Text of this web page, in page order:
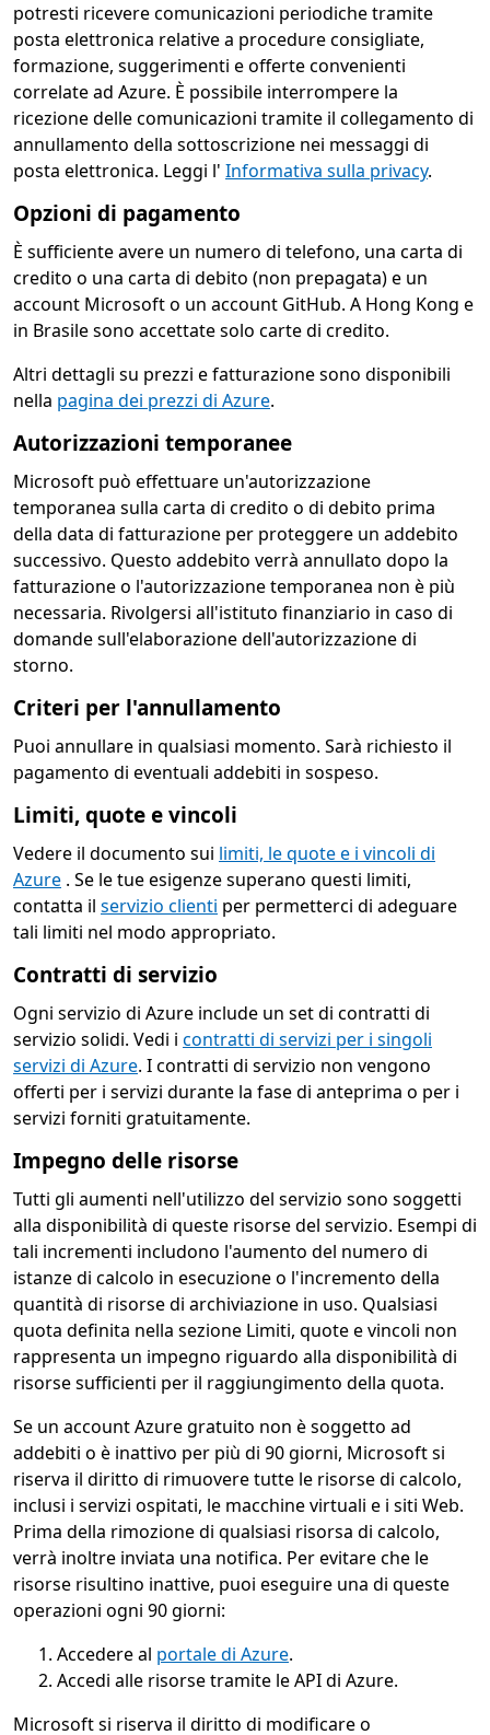
potresti ricevere comunicazioni periodiche tramite
posta elettronica relative a procedure consigliate,
formazione, suggerimenti e offerte convenienti
correlate ad Azure. È possibile interrompere la
ricezione delle comunicazioni tramite il collegamento di
annullamento della sottoscrizione nei messaggi di
posta elettronica. Leggi l' Informativa sulla privacy.
Opzioni di pagamento
È sufficiente avere un numero di telefono, una carta di
credito o una carta di debito (non prepagata) e un
account Microsoft o un account GitHub. A Hong Kong e
in Brasile sono accettate solo carte di credito.
Altri dettagli su prezzi e fatturazione sono disponibili
nella pagina dei prezzi di Azure.
Autorizzazioni temporanee
Microsoft può effettuare un'autorizzazione
temporanea sulla carta di credito o di debito prima
della data di fatturazione per proteggere un addebito
successivo. Questo addebito verrà annullato dopo la
fatturazione o l'autorizzazione temporanea non è più
necessaria. Rivolgersi all'istituto finanziario in caso di
domande sull'elaborazione dell'autorizzazione di
storno.
Criteri per l'annullamento
Puoi annullare in qualsiasi momento. Sarà richiesto il
pagamento di eventuali addebiti in sospeso.
Limiti, quote e vincoli
Vedere il documento sui limiti, le quote e i vincoli di
Azure . Se le tue esigenze superano questi limiti,
contatta il servizio clienti per permetterci di adeguare
tali limiti nel modo appropriato.
Contratti di servizio
Ogni servizio di Azure include un set di contratti di
servizio solidi. Vedi i contratti di servizi per i singoli
servizi di Azure. I contratti di servizio non vengono
offerti per i servizi durante la fase di anteprima o per i
servizi forniti gratuitamente.
Impegno delle risorse
Tutti gli aumenti nell'utilizzo del servizio sono soggetti
alla disponibilità di queste risorse del servizio. Esempi di
tali incrementi includono l'aumento del numero di
istanze di calcolo in esecuzione o l'incremento della
quantità di risorse di archiviazione in uso. Qualsiasi
quota definita nella sezione Limiti, quote e vincoli non
rappresenta un impegno riguardo alla disponibilità di
risorse sufficienti per il raggiungimento della quota.
Se un account Azure gratuito non è soggetto ad
addebiti o è inattivo per più di 90 giorni, Microsoft si
riserva il diritto di rimuovere tutte le risorse di calcolo,
inclusi i servizi ospitati, le macchine virtuali e i siti Web.
Prima della rimozione di qualsiasi risorsa di calcolo,
verrà inoltre inviata una notifica. Per evitare che le
risorse risultino inattive, puoi eseguire una di queste
operazioni ogni 90 giorni:
Accedere al portale di Azure.
Accedi alle risorse tramite le API di Azure.
Microsoft si riserva il diritto di modificare o